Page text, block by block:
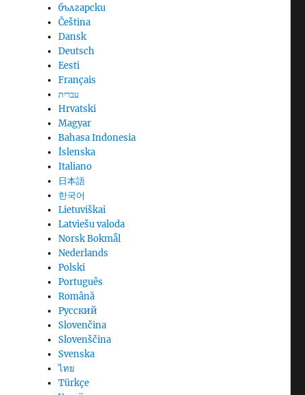
български
Čeština
Dansk
Deutsch
Eesti
Français
עברית
Hrvatski
Magyar
Bahasa Indonesia
Íslenska
Italiano
日本語
한국어
Lietuviškai
Latviešu valoda
Norsk Bokmål
Nederlands
Polski
Português
Română
Русский
Slovenčina
Slovenščina
Svenska
ไทย
Türkçe